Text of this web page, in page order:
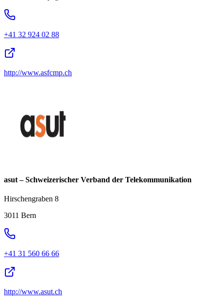
+41 32 924 02 88
http://www.asfcmp.ch
asut – Schweizerischer Verband der Telekommunikation
Hirschengraben 8
3011 Bern
+41 31 560 66 66
http://www.asut.ch